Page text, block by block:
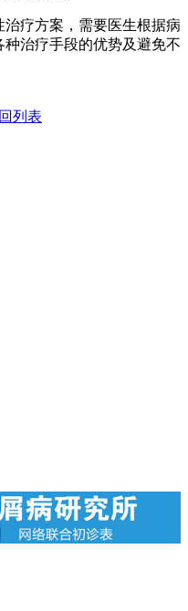
疗方案，需要医生根据病
治疗手段的优势及避免不
列表